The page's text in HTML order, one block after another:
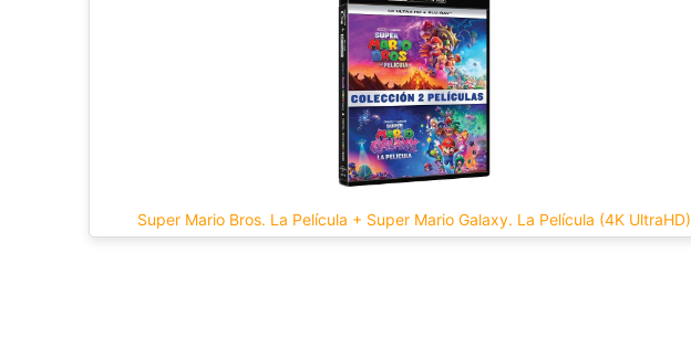
Super Mario Bros. La Película + Super Mario Galaxy. La Película (4K UltraHD)